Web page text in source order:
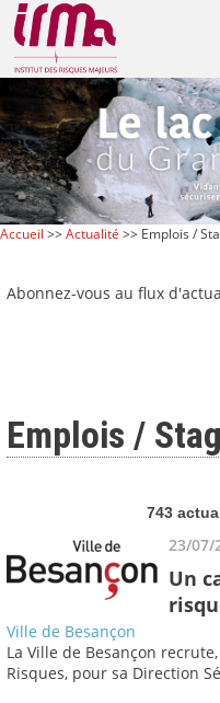
Accueil >>Actualité >> Emplois /
Abonnez-vous au flux
Emplois /
743
23/07/
Un
Ville de Besançon
La Ville de Besançon
Risques, pour sa Direction